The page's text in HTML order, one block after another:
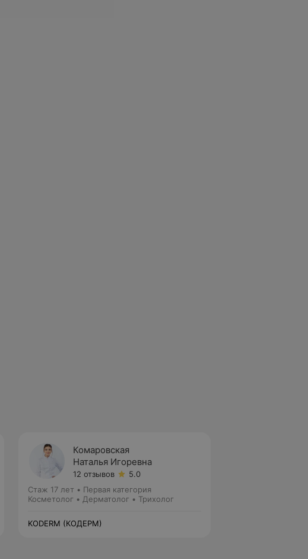
Комаровская
Наталья Игоревна
12 отзывов
5.0
Стаж 17 лет • Первая категория
Косметолог • Дерматолог • Трихолог
KODERM (КОДЕРМ)